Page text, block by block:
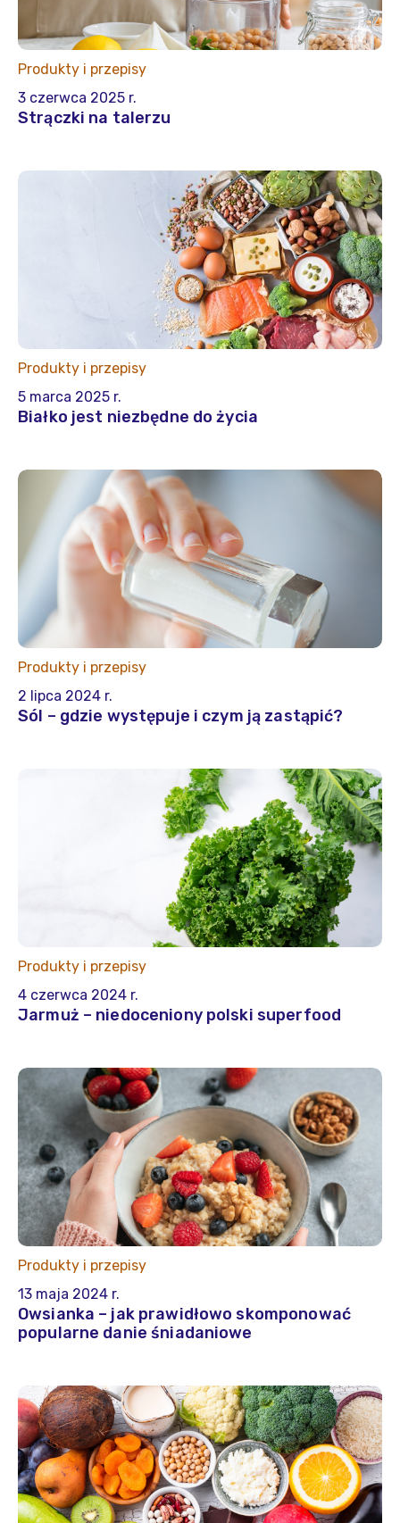
Produkty i przepisy
3 czerwca 2025 r.
Strączki na talerzu
Produkty i przepisy
5 marca 2025 r.
Białko jest niezbędne do życia
Produkty i przepisy
2 lipca 2024 r.
Sól – gdzie występuje i czym ją zastąpić?
Produkty i przepisy
4 czerwca 2024 r.
Jarmuż – niedoceniony polski superfood
Produkty i przepisy
13 maja 2024 r.
Owsianka – jak prawidłowo skomponować
popularne danie śniadaniowe